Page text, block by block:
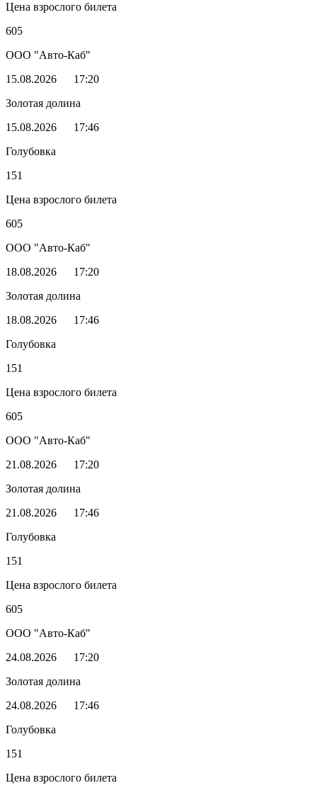
Цена взрослого билета
605
ООО "Авто-Каб"
15.08.2026
17:20
Золотая долина
15.08.2026
17:46
Голубовка
151
Цена взрослого билета
605
ООО "Авто-Каб"
18.08.2026
17:20
Золотая долина
18.08.2026
17:46
Голубовка
151
Цена взрослого билета
605
ООО "Авто-Каб"
21.08.2026
17:20
Золотая долина
21.08.2026
17:46
Голубовка
151
Цена взрослого билета
605
ООО "Авто-Каб"
24.08.2026
17:20
Золотая долина
24.08.2026
17:46
Голубовка
151
Цена взрослого билета